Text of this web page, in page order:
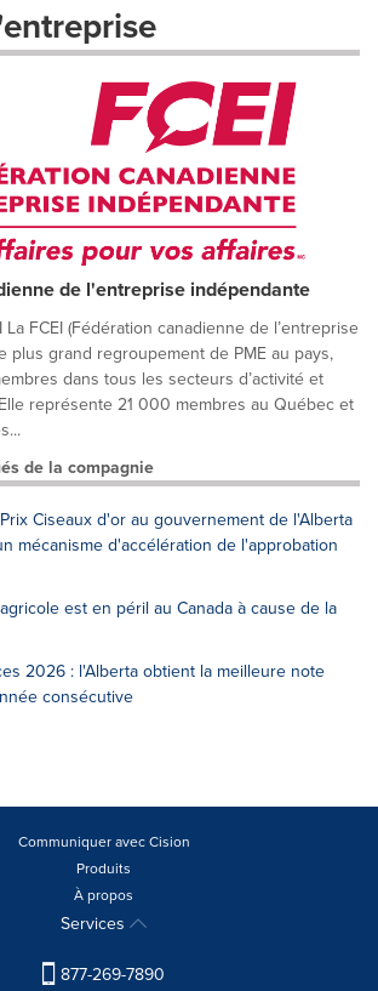
de l'entreprise indépendante
FCEI (Fédération canadienne de l’entreprise
plus grand regroupement de PME au pays,
dans tous les secteurs d’activité et
représente 21 000 membres au Québec et
de la compagnie
Ciseaux d'or au gouvernement de l'Alberta
mécanisme d'accélération de l'approbation
est en péril au Canada à cause de la
2026 : l'Alberta obtient la meilleure note
consécutive
Communiquer avec Cision
Produits
À propos
Services
877-269-7890